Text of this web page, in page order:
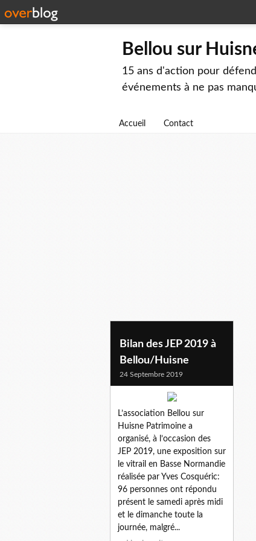
Bellou sur
15 ans d'action pour
événements à ne pas
Accueil Contact
expositions perche
Bilan des JEP 2019 à
Bellou/Huisne
24 Septembre 2019
L’association Bellou sur
Huisne Patrimoine a
organisé, à l’occasion des
JEP 2019, une exposition sur
le vitrail en Basse Normandie
réalisée par Yves Cosquéric:
96 personnes ont répondu
présent le samedi après midi
et le dimanche toute la
journée, malgré...